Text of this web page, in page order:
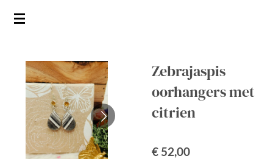
Ga
hoofdinhoud
Zebrajaspis
oorhangers met
citrien
€ 52,00